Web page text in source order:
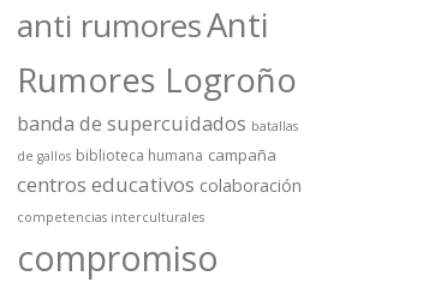
anti rumoresAnti
Rumores Logroño
banda de supercuidados batallas
de gallos biblioteca humana campaña
centros educativos colaboración
competencias interculturales
compromiso